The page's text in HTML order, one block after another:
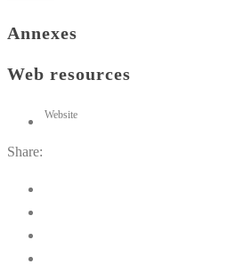
Annexes
Web resources
Website
Share: